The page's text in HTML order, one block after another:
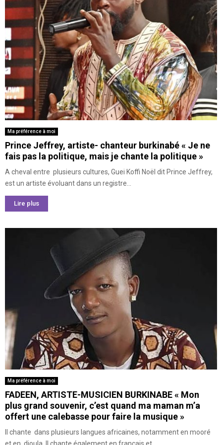
Ma préférence à moi
Prince Jeffrey, artiste- chanteur burkinabé « Je ne
fais pas la politique, mais je chante la politique »
A cheval entre plusieurs cultures, Guei Koffi Noël dit Prince Jeffrey,
est un artiste évoluant dans un registre...
Lire plus
Ma préférence à moi
FADEEN, ARTISTE-MUSICIEN BURKINABE « Mon
plus grand souvenir, c’est quand ma maman m’a
offert une calebasse pour faire la musique »
Il chante dans plusieurs langues africaines, notamment en mooré